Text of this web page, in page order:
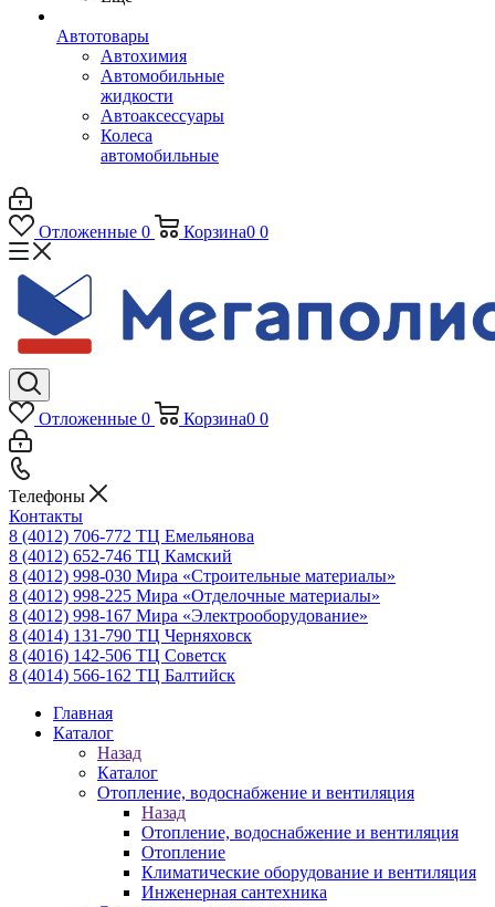
Автотовары
Автохимия
Автомобильные
жидкости
Автоаксессуары
Колеса
автомобильные
Отложенные 0 Корзина0 0
Отложенные 0 Корзина0 0
Телефоны
Контакты
8 (4012) 706-772 ТЦ Емельянова
8 (4012) 652-746 ТЦ Камский
8 (4012) 998-030 Мира «Строительные материалы»
8 (4012) 998-225 Мира «Отделочные материалы»
8 (4012) 998-167 Мира «Электрооборудование»
8 (4014) 131-790 ТЦ Черняховск
8 (4016) 142-506 ТЦ Советск
8 (4014) 566-162 ТЦ Балтийск
Главная
Каталог
Назад
Каталог
Отопление, водоснабжение и вентиляция
Назад
Отопление, водоснабжение и вентиляция
Отопление
Климатические оборудование и вентиляция
Инженерная сантехника